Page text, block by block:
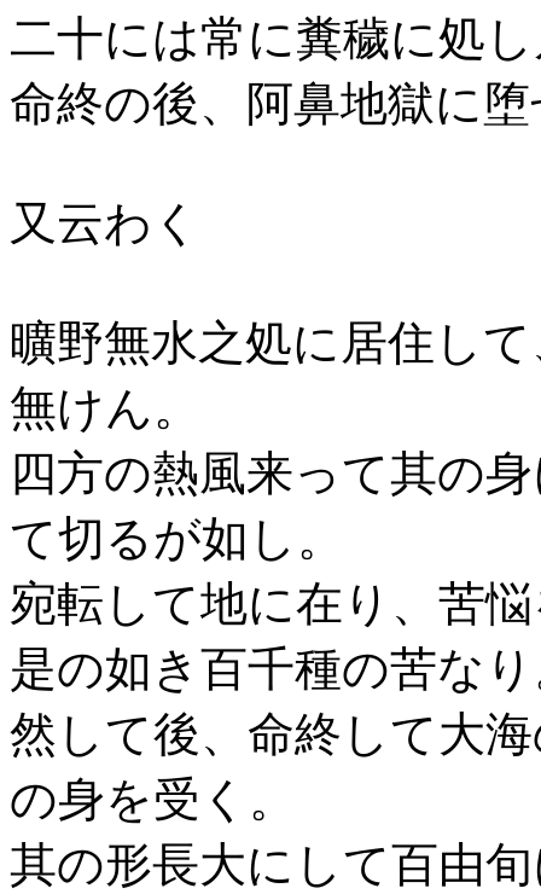
二十には常に糞穢に処
命終の後、阿鼻地獄に
又云わく
曠野無水之処に居住し
無けん。
四方の熱風来って其の
て切るが如し。
宛転して地に在り、苦
是の如き百千種の苦な
然して後、命終して大
の身を受く。
其の形長大にして百由